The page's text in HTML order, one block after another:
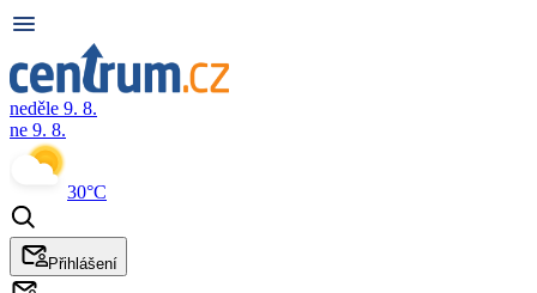
neděle 9. 8.
ne 9. 8.
30°C
Přihlášení